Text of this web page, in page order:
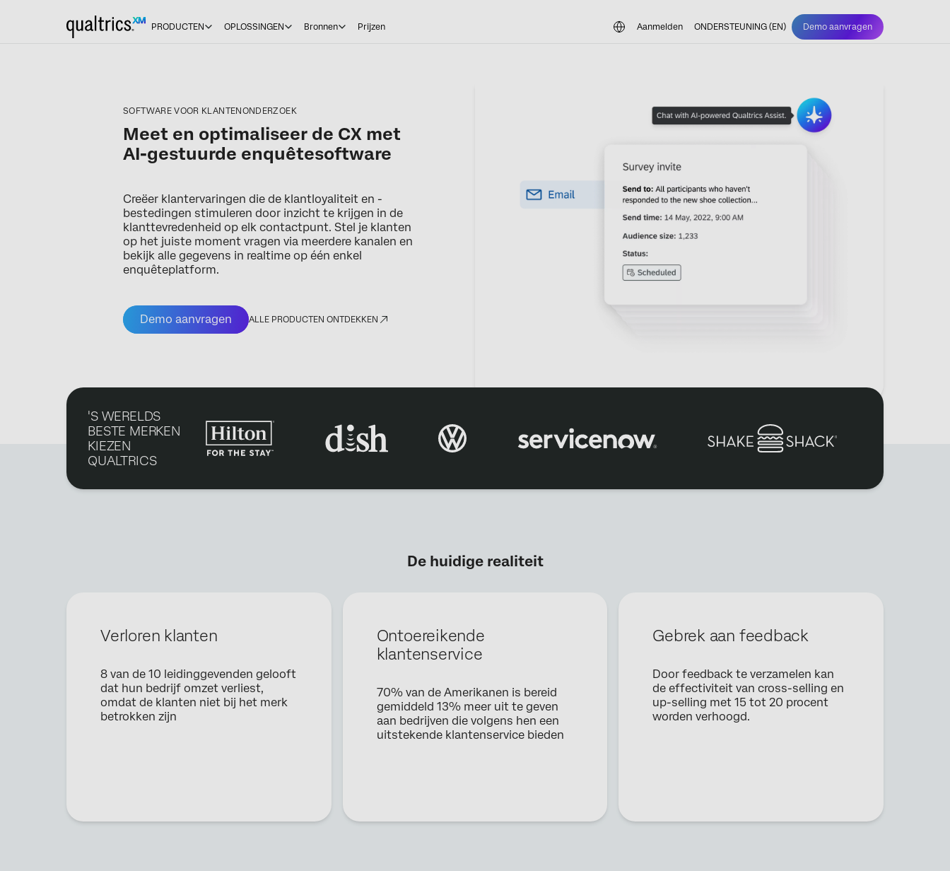
PRODUCTEN OPLOSSINGEN Bronnen Prijzen Aanmelden ONDERSTEUNING (EN) Demo aanvragen
SOFTWARE VOOR KLANTENONDERZOEK
Meet en optimaliseer de CX met
AI-gestuurde enquêtesoftware
Creëer klantervaringen die de klantloyaliteit en -
bestedingen stimuleren door inzicht te krijgen in de
klanttevredenheid op elk contactpunt. Stel je klanten
op het juiste moment vragen via meerdere kanalen en
bekijk alle gegevens in realtime op één enkel
enquêteplatform.
Demo aanvragen ALLE PRODUCTEN ONTDEKKEN
Werk-e-mail*
Door deze informatie te verstrekken, gaat u ermee akkoord dat wij uw
persoonlijke gegevens kunnen verwerken in overeenstemming met onze
'S WERELDS
BESTE MERKEN
KIEZEN
QUALTRICS
De huidige realiteit
Verloren klanten
8 van de 10 leidinggevenden gelooft
dat hun bedrijf omzet verliest,
omdat de klanten niet bij het merk
betrokken zijn
Ontoereikende
klantenservice
70% van de Amerikanen is bereid
gemiddeld 13% meer uit te geven
aan bedrijven die volgens hen een
uitstekende klantenservice bieden
Gebrek aan feedback
Door feedback te verzamelen kan
de effectiviteit van cross-selling en
up-selling met 15 tot 20 procent
worden verhoogd.